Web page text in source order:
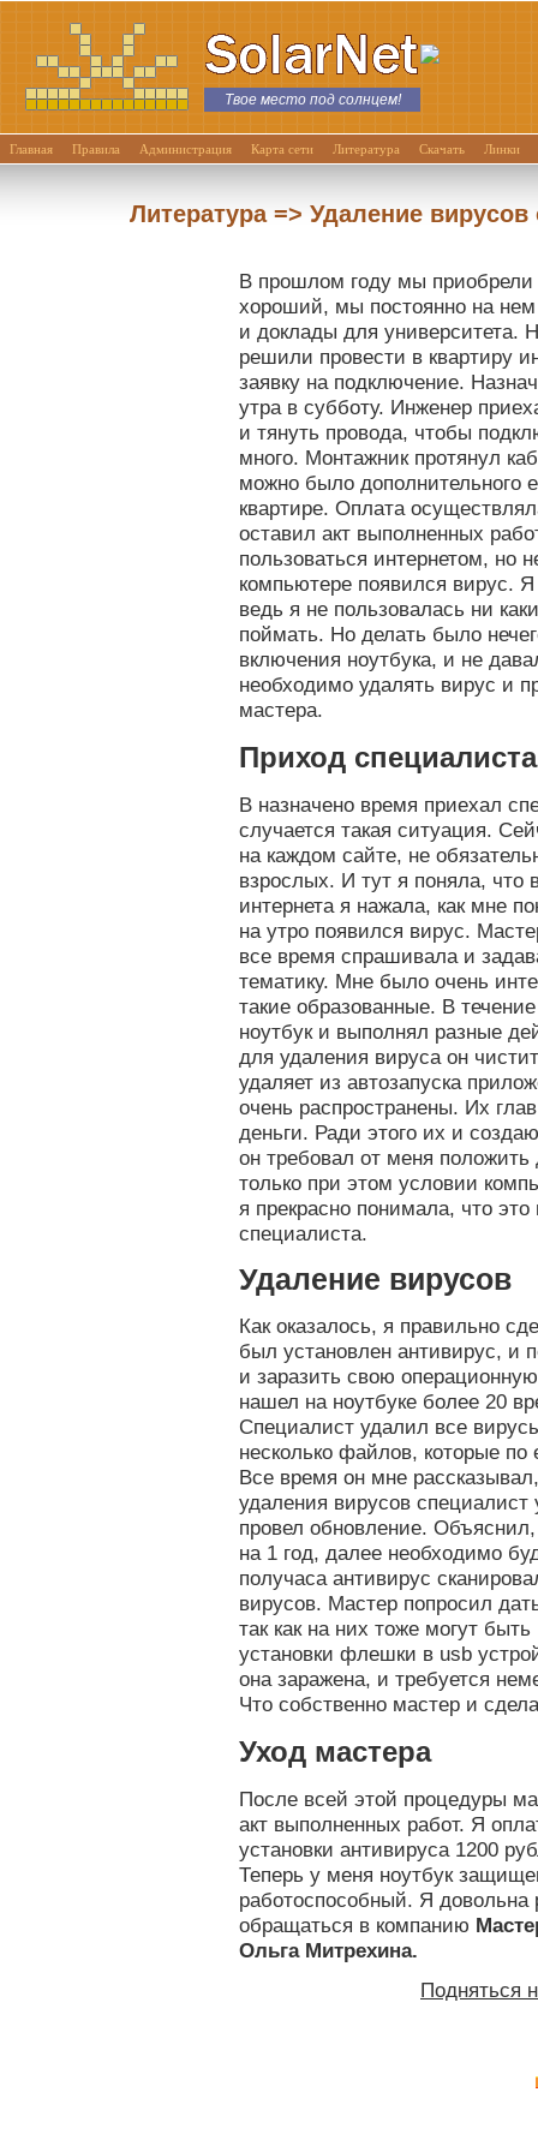
Твое место под солнцем!
Главная Правила Администрация Карта сети Литература Скачать Линки
Литература => Удаление вирусов
В прошлом году мы приобрели
хороший, мы постоянно на
и доклады для университета.
решили провести в квартиру
заявку на подключение.
утра в субботу. Инженер
и тянуть провода, чтобы
много. Монтажник протянул
можно было дополнительного
квартире. Оплата
оставил акт выполненных
пользоваться интернетом, но
компьютере появился вирус.
ведь я не пользовалась ни
поймать. Но делать было
включения ноутбука, и не
необходимо удалять вирус и
мастера.
Приход специалиста
В назначено время приехал
случается такая ситуация.
на каждом сайте, не
взрослых. И тут я поняла, что
интернета я нажала, как мне
на утро появился вирус.
все время спрашивала и
тематику. Мне было очень
такие образованные. В
ноутбук и выполнял разные
для удаления вируса он
удаляет из автозапуска
очень распространены. Их
деньги. Ради этого их и
он требовал от меня положить
только при этом условии
я прекрасно понимала, что
специалиста.
Удаление вирусов
Как оказалось, я правильно
был установлен антивирус, и
и заразить свою
нашел на ноутбуке более 20
Специалист удалил все
несколько файлов, которые
Все время он мне
удаления вирусов
провел обновление.
на 1 год, далее необходимо
получаса антивирус
вирусов. Мастер попросил
так как на них тоже могут
установки флешки в usb
она заражена, и требуется
Что собственно мастер и
Уход мастера
После всей этой процедуры
акт выполненных работ. Я
установки антивируса 1200
Теперь у меня ноутбук
работоспособный. Я
обращаться в компанию
Ольга Митрехина.
Подняться